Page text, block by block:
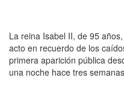
La reina Isabel II, de 95
acto en recuerdo de los
primera aparición pública
una noche hace tres